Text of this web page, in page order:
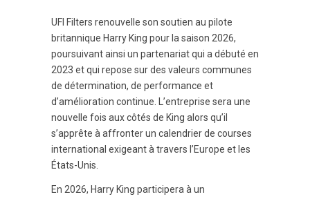
UFI Filters renouvelle son soutien au pilote
britannique Harry King pour la saison 2026,
poursuivant ainsi un partenariat qui a débuté en
2023 et qui repose sur des valeurs communes
de détermination, de performance et
d’amélioration continue. L’entreprise sera une
nouvelle fois aux côtés de King alors qu’il
s’apprête à affronter un calendrier de courses
international exigeant à travers l’Europe et les
États-Unis.
En 2026, Harry King participera à un